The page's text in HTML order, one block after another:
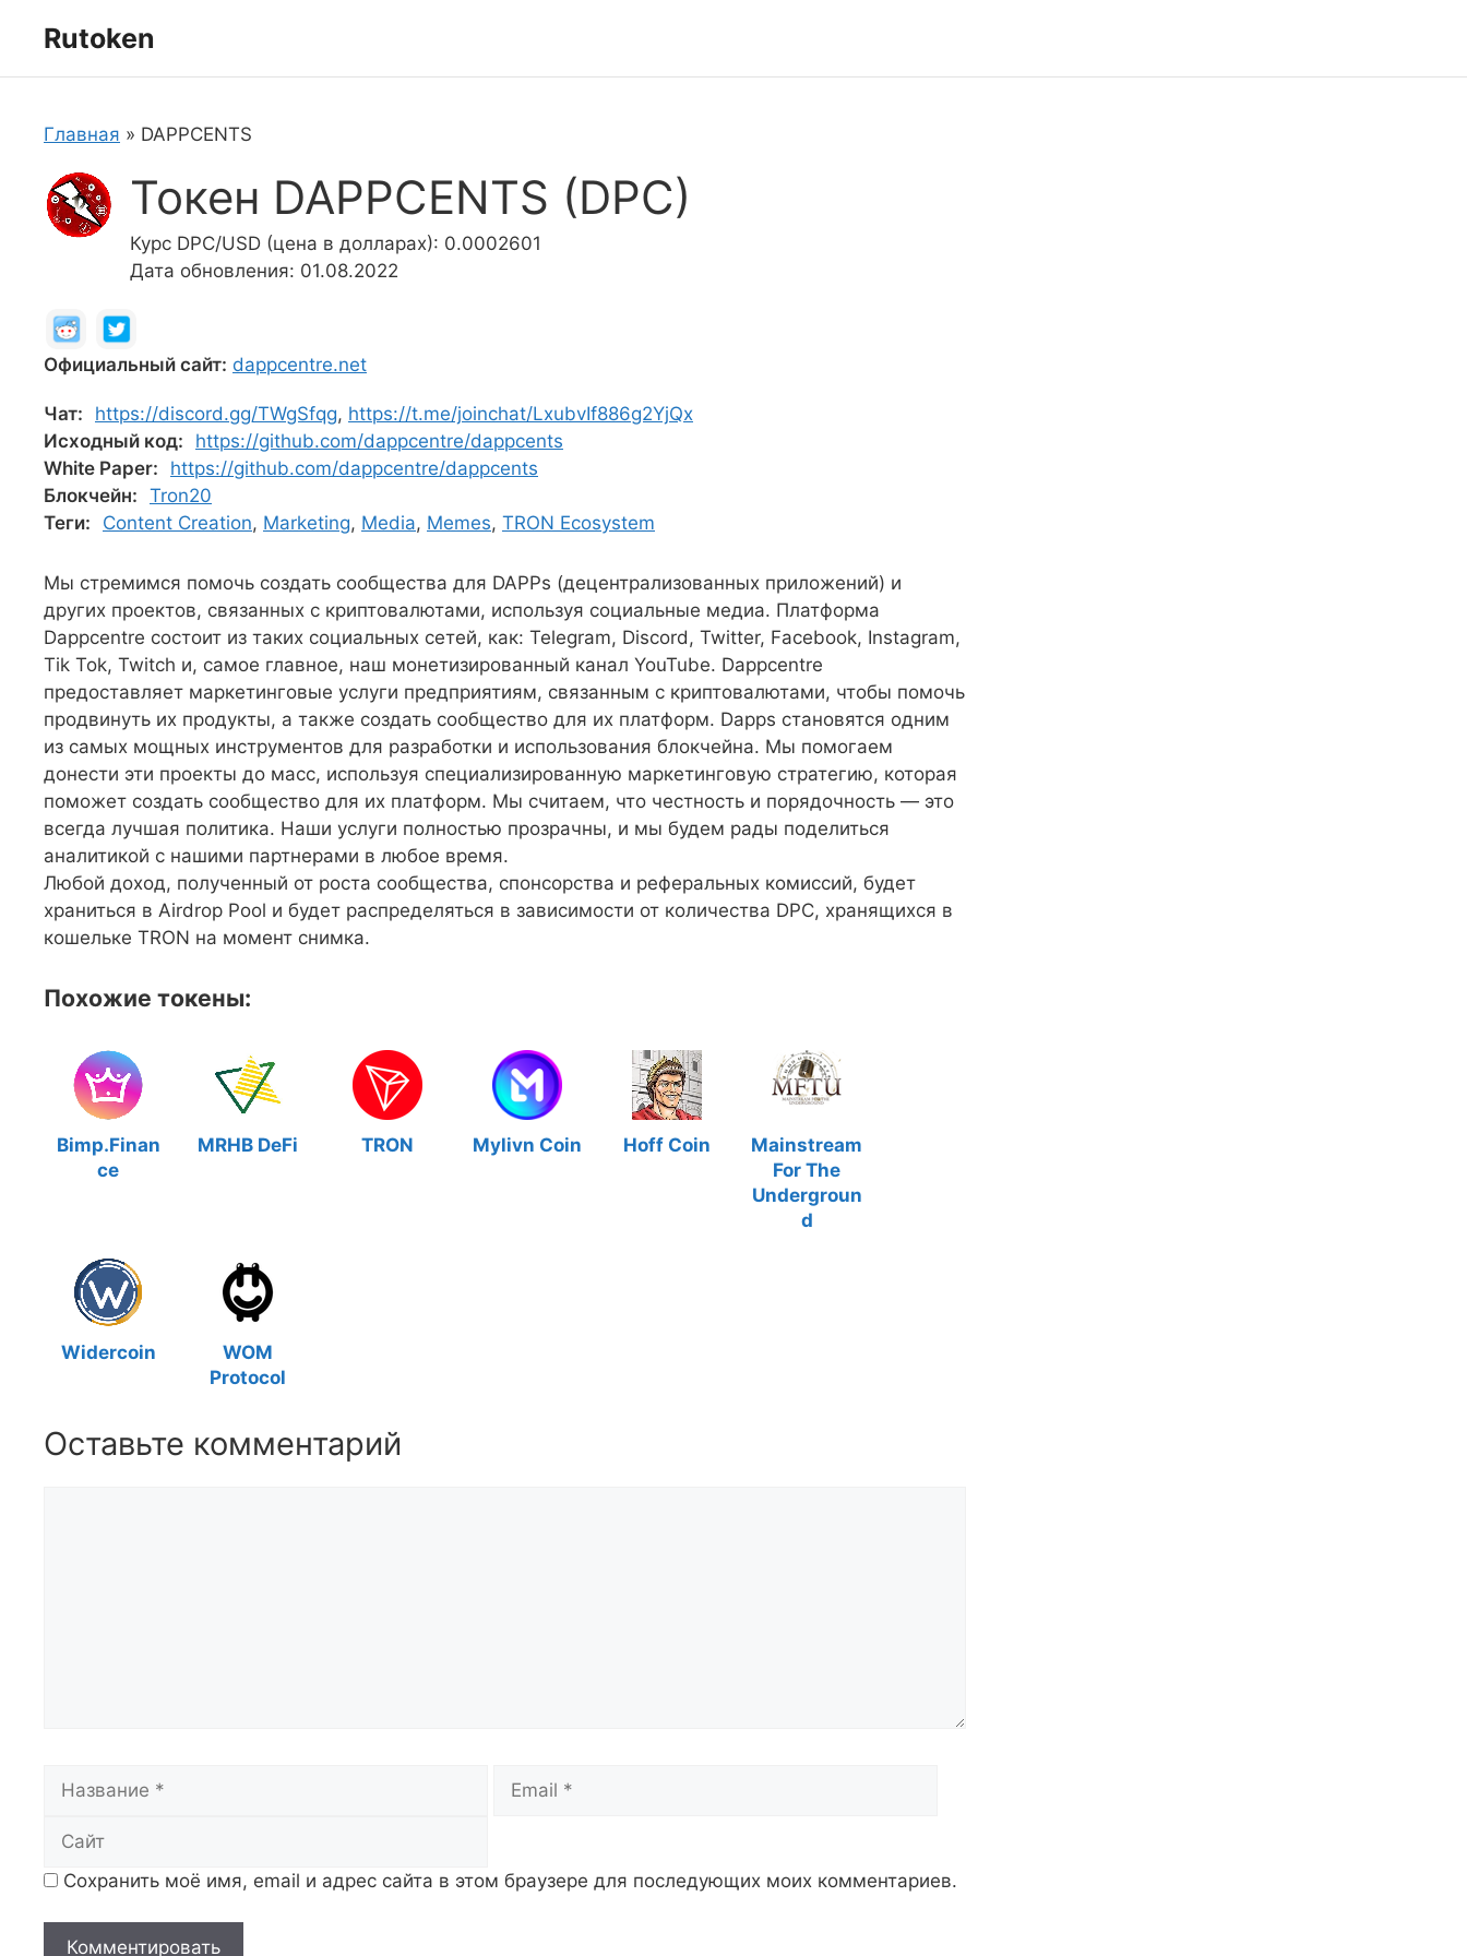
Rutoken
Главная » DAPPCENTS
Токен DAPPCENTS (DPC)
Курс DPC/USD (цена в долларах): 0.0002601
Дата обновления: 01.08.2022
Официальный сайт: dappcentre.net
Чат: https://discord.gg/TWgSfqg, https://t.me/joinchat/LxubvIf886g2YjQx
Исходный код:
https://github.com/dappcentre/dappcents
White Paper:
https://github.com/dappcentre/dappcents
Блокчейн: Tron20
Теги:
Content Creation, Marketing, Media, Memes, TRON Ecosystem
Мы стремимся помочь создать сообщества для DAPPs (децентрализованных приложений) и
других проектов, связанных с криптовалютами, используя социальные медиа. Платформа
Dappcentre состоит из таких социальных сетей, как: Telegram, Discord, Twitter, Facebook, Instagram,
Tik Tok, Twitch и, самое главное, наш монетизированный канал YouTube. Dappcentre
предоставляет маркетинговые услуги предприятиям, связанным с криптовалютами, чтобы помочь
продвинуть их продукты, а также создать сообщество для их платформ. Dapps становятся одним
из самых мощных инструментов для разработки и использования блокчейна. Мы помогаем
донести эти проекты до масс, используя специализированную маркетинговую стратегию, которая
поможет создать сообщество для их платформ. Мы считаем, что честность и порядочность — это
всегда лучшая политика. Наши услуги полностью прозрачны, и мы будем рады поделиться
аналитикой с нашими партнерами в любое время.
Любой доход, полученный от роста сообщества, спонсорства и реферальных комиссий, будет
храниться в Airdrop Pool и будет распределяться в зависимости от количества DPC, хранящихся в
кошельке TRON на момент снимка.
Похожие токены:
Bimp.Finan
ce
MRHB DeFi TRON Mylivn Coin Hoff Coin
Mainstream
For The
Undergroun
d
Widercoin
WOM
Protocol
Оставьте комментарий
Сохранить моё имя, email и адрес сайта в этом браузере для последующих моих комментариев.